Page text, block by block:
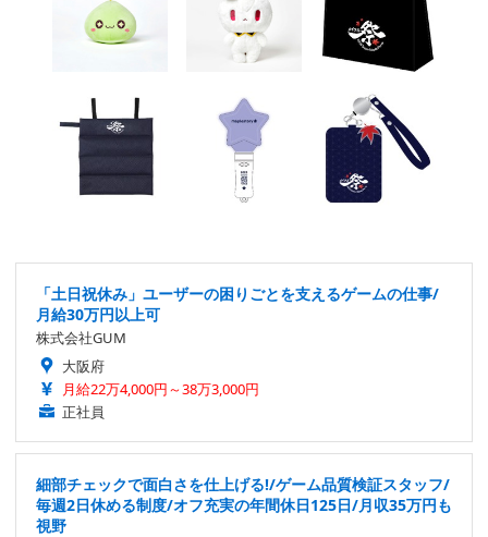
「土日祝休み」ユーザーの困りごとを支えるゲームの仕事/
月給30万円以上可
株式会社GUM
大阪府
月給22万4,000円～38万3,000円
正社員
細部チェックで面白さを仕上げる!/ゲーム品質検証スタッフ/
毎週2日休める制度/オフ充実の年間休日125日/月収35万円も
視野